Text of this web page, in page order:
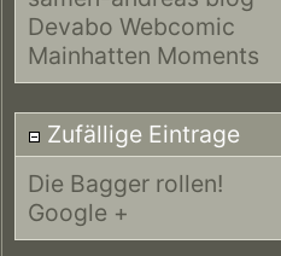
Devabo Webcomic
Mainhatten Moments
Zufällige Eintrage
Die Bagger rollen!
Google +